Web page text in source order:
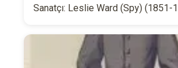
Sanatçı: Leslie Ward (Spy) (1851-